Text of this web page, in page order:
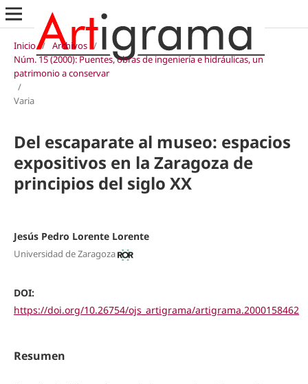
Inicio / Archivos /
Núm. 15 (2000): Puentes, obras de ingeniería e hidráulicas, un
patrimonio a conservar
/
Varia
Del escaparate al museo: espacios
expositivos en la Zaragoza de
principios del siglo XX
Jesús Pedro Lorente Lorente
Universidad de Zaragoza
DOI:
https://doi.org/10.26754/ojs_artigrama/artigrama.2000158462
Resumen